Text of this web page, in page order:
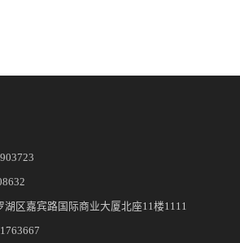
湖区嘉宾路国际商业大厦北座11楼1111